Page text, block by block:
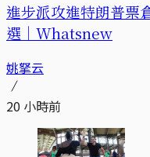
進步派攻進特朗普票
選｜Whatsnew
姚拏云
20 小時前